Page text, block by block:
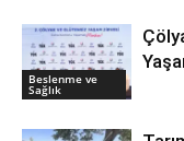
Beslenme ve
Sağlık